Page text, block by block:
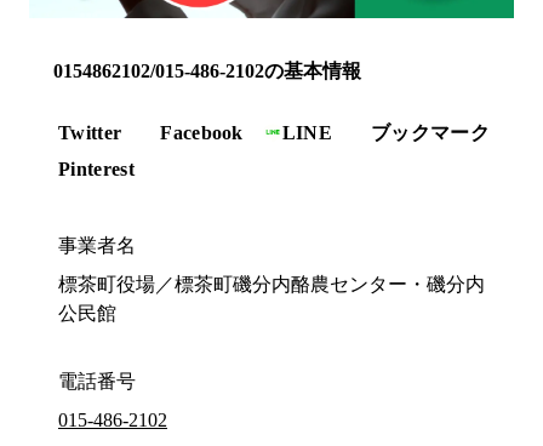
0154862102/015-486-2102の基本情報
Twitter Facebook LINE
ブックマーク
Pinterest
事業者名
標茶町役場／標茶町磯分内酪農センター・磯分内
公民館
電話番号
015-486-2102